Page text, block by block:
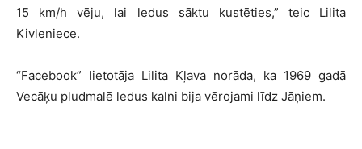
15 km/h vēju, lai ledus sāktu kustēties,” teic Lilita
Kivleniece.
“Facebook” lietotāja Lilita Kļava norāda, ka 1969 gadā
Vecāķu pludmalē ledus kalni bija vērojami līdz Jāņiem.